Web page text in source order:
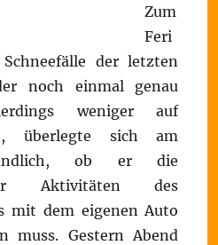
Zum
Feri
der letzten
noch einmal genau
weniger auf
überlegte sich am
ob er die
Aktivitäten des
mit dem eigenen Auto
muss. Gestern Abend